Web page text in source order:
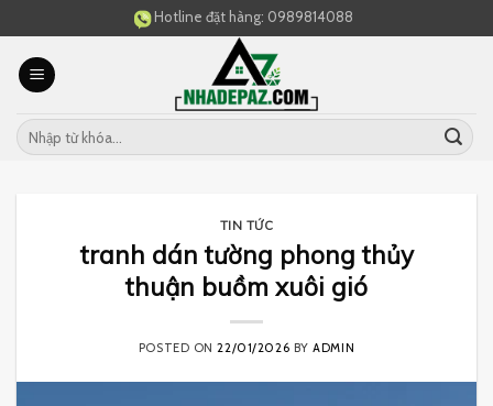
to
content
Hotline đặt hàng: 0989814088
TIN TỨC
tranh dán tường phong thủy
thuận buồm xuôi gió
POSTED ON22/01/2026 BYADMIN